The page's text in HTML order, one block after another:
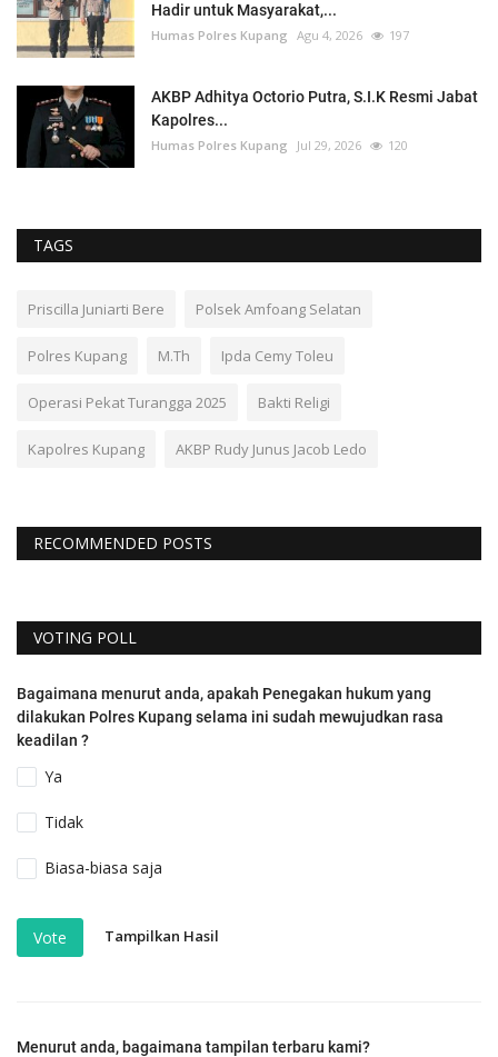
Hadir untuk Masyarakat,...
Humas Polres Kupang Agu 4, 2026 197
AKBP Adhitya Octorio Putra, S.I.K Resmi Jabat
Kapolres...
Humas Polres Kupang Jul 29, 2026 120
TAGS
Priscilla Juniarti Bere Polsek Amfoang Selatan
Polres Kupang M.Th Ipda Cemy Toleu
Operasi Pekat Turangga 2025 Bakti Religi
Kapolres Kupang AKBP Rudy Junus Jacob Ledo
RECOMMENDED POSTS
VOTING POLL
Bagaimana menurut anda, apakah Penegakan hukum yang
dilakukan Polres Kupang selama ini sudah mewujudkan rasa
keadilan ?
Ya
Tidak
Biasa-biasa saja
Vote Tampilkan Hasil
Menurut anda, bagaimana tampilan terbaru kami?